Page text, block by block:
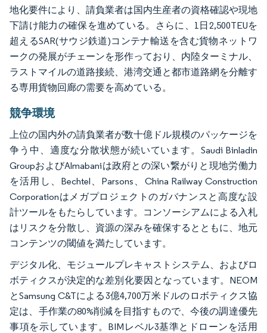
地化要件により、請負業者は国内生産者の資格確認や現地
下請け能力の確保を進めている。さらに、1日2,500TEUを
超えるSAR(サウジ鉄道)コンテナ輸送を含む貨物ネットワ
ークの発展がチェーンを形作っており、内陸ターミナル、
ラストマイルの道路接続、港湾交通と都市道路網を分離す
る専用貨物回廊の需要を高めている。
競争環境
上位の国内外の請負業者が数十億ドル規模のパッケージを
争う中、適度な分散状態が続いています。Saudi Binladin
GroupおよびAlmabaniは政府との深い繋がりと現地労働力
を活用し、Bechtel、Parsons、China Railway Construction
Corporationはメガプロジェクトのガバナンスと高度な設
計ツールをもたらしています。コンソーシアムによる入札
はリスクを分散し、資源の深みを確保するとともに、地元
コンテンツの閾値を満たしています。
デジタル化、モジュールプレキャストシステム、およびロ
ボティクスが決定的な差別化要因となっています。NEOM
とSamsung C&Tによる3億4,700万米ドルのロボティクス協
定は、手作業の80%削減を目指すもので、今後の調達優先
事項を示しています。BIMレベル3基準とドローンを活用